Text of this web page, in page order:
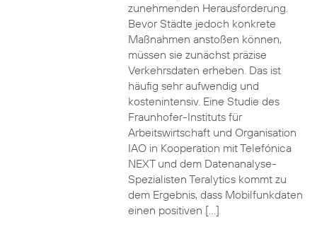
zunehmenden Herausforderung.
Bevor Städte jedoch konkrete
Maßnahmen anstoßen können,
müssen sie zunächst präzise
Verkehrsdaten erheben. Das ist
häufig sehr aufwendig und
kostenintensiv. Eine Studie des
Fraunhofer-Instituts für
Arbeitswirtschaft und Organisation
IAO in Kooperation mit Telefónica
NEXT und dem Datenanalyse-
Spezialisten Teralytics kommt zu
dem Ergebnis, dass Mobilfunkdaten
einen positiven […]